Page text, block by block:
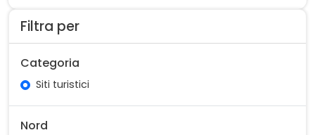
Filtra per
Categoria
Siti turistici
Nord